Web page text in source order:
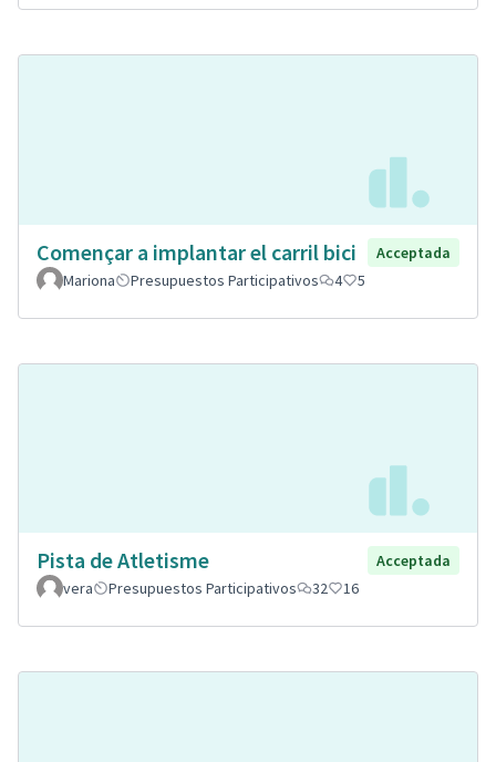
Començar a implantar el carril bici
Acceptada
Mariona
Presupuestos Participativos 4 5
Pista de Atletisme
Acceptada
vera
Presupuestos Participativos 32 16